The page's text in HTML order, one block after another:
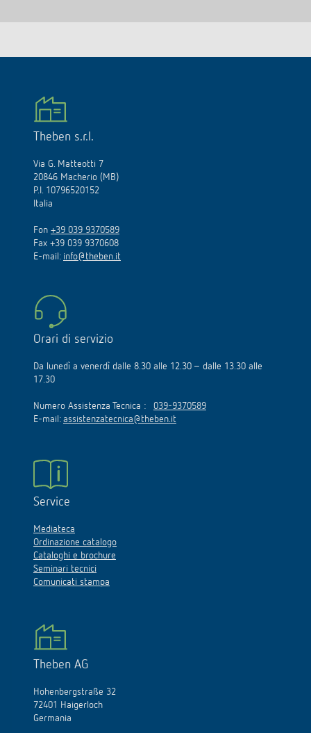
Theben s.r.l.
Via G. Matteotti 7
20846 Macherio (MB)
P.I. 10796520152
Italia
Fon +39 039 9370589
Fax +39 039 9370608
E-mail: info@theben.it
Orari di servizio
Da lunedì a venerdì dalle 8.30 alle 12.30 – dalle 13.30 alle
17.30
Numero Assistenza Tecnica : 039-9370589
E-mail: assistenzatecnica@theben.it
Service
Mediateca
Ordinazione catalogo
Cataloghi e brochure
Seminari tecnici
Comunicati stampa
Theben AG
Hohenbergstraße 32
72401 Haigerloch
Germania